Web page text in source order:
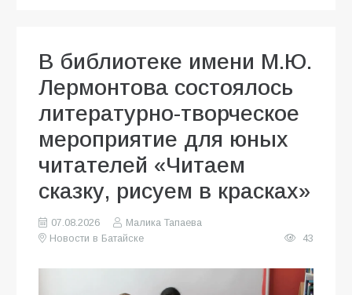
В библиотеке имени М.Ю.
Лермонтова состоялось
литературно-творческое
мероприятие для юных
читателей «Читаем
сказку, рисуем в красках»
07.08.2026
Малика Тапаева
Новости в Батайске
43